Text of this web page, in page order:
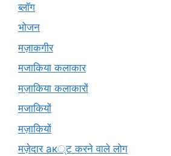
ब्लॉग
भोजन
मज़ाकगीर
मजाकिया कलाकार
मज़ाकिया कलाकारों
मजाकियों
मज़ाकियों
मज़ेदार ак्ट करने वाले लोग